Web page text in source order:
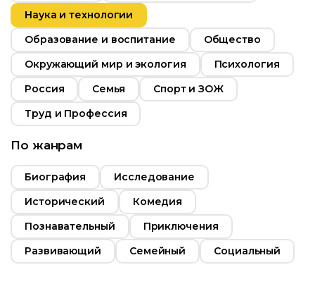
Год 2016
Страна Россия
Язык Русский
Наука и технологии
Образование и воспитание
Общество
Окружающий мир и экология
Психология
Россия
Семья
Спорт и ЗОЖ
Труд и Профессия
По жанрам
Биография
Исследование
Исторический
Комедия
Познавательный
Приключения
Развивающий
Семейный Социальный